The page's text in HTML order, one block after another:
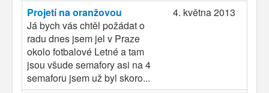
Projetí na oranžovou
Já bych vás chtěl požádat o
radu dnes jsem jel v Praze
okolo fotbalové Letné a tam
jsou všude semafory asi na 4
semaforu jsem už byl skoro...
4. května 2013